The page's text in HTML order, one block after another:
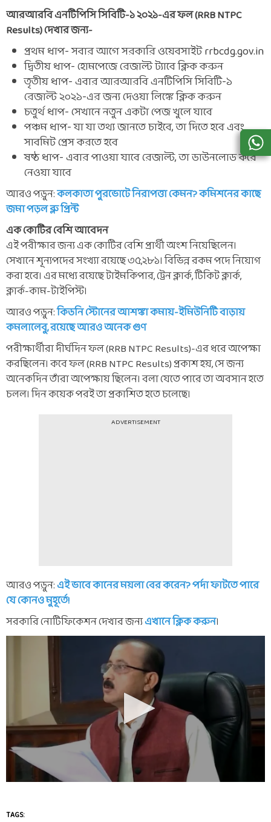
আরআরবি এনটিপিসি সিবিটি-১ ২০২১-এর ফল (RRB NTPC
Results) দেখার জন্য-
প্রথম ধাপ- সবার আগে সরকারি ওয়েবসাইট rrbcdg.gov.in
দ্বিতীয় ধাপ- হোমপেজে রেজাল্ট ট্যাবে ক্লিক করুন
তৃতীয় ধাপ- এবার আরআরবি এনটিপিসি সিবিটি-১
রেজাল্ট ২০২১-এর জন্য দেওয়া লিঙ্কে ক্লিক করুন
চতুর্থ ধাপ- সেখানে নতুন একটা পেজ খুলে যাবে
পঞ্চম ধাপ- যা যা তথ্য জানতে চাইবে, তা দিতে হবে এবং
সাবমিট প্রেস করতে হবে
ষষ্ঠ ধাপ- এবার পাওয়া যাবে রেজাল্ট, তা ডাউনলোড করে
নেওয়া যাবে
আরও পড়ুন:কলকাতা পুরভোটে নিরাপত্তা কেমন? কমিশনের কাছে
জমা পড়ল ব্লু প্রিন্ট
এক কোটির বেশি আবেদন
এই পরীক্ষার জন্য এক কোটির বেশি প্রার্থী অংশ নিয়েছিলেন।
সেখানে শূন্যপদের সংখ্যা রয়েছে ৩৫,২৮১। বিভিন্ন রকম পদে নিয়োগ
করা হবে। এর মধ্যে রয়েছে টাইমকিপার, ট্রেন ক্লার্ক, টিকিট ক্লার্ক,
ক্লার্ক-কাম-টাইপিস্ট।
আরও পড়ুন:কিডনি স্টোনের আশঙ্কা কমায়-ইমিউনিটি বাড়ায়
কমলালেবু, রয়েছে আরও অনেক গুণ
পরীক্ষার্থীরা দীর্ঘদিন ফল (RRB NTPC Results)-এর ধরে অপেক্ষা
করছিলেন। কবে ফল (RRB NTPC Results) প্রকাশ হয়, সে জন্য
অনেকদিন তাঁরা অপেক্ষায় ছিলেন। বলা যেতে পারে তা অবসান হতে
চলল। দিন কয়েক পরই তা প্রকাশিত হতে চলেছে।
ADVERTISEMENT
আরও পড়ুন:এই ভাবে কানের ময়লা বের করেন? পর্দা ফাটতে পারে
যে কোনও মুহূর্তে!
সরকারি নোটিফিকেশন দেখার জন্যএখানে ক্লিক করুন।
TAGS: